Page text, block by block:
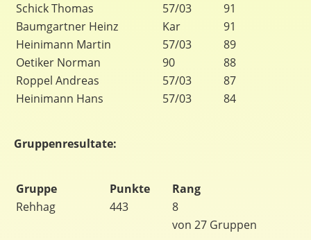
Schick Thomas
57/03
91
Baumgartner Heinz
Kar
91
Heinimann Martin
57/03
89
Oetiker Norman
90
88
Roppel Andreas
57/03
87
Heinimann Hans
57/03 84
Gruppenresultate:
Gruppe Punkte
Rang
Rehhag
443
8
von 27 Gruppen